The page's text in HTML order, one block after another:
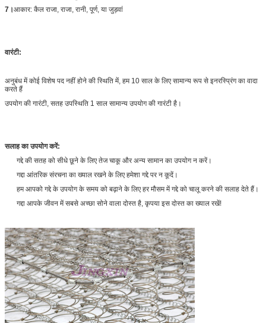
7।आकार: कैल राजा, राजा, रानी, ​​पूर्ण, या जुड़वां
वारंटी:
अनुबंध में कोई विशेष पद नहीं होने की स्थिति में, हम 10 साल के लिए सामान्य रूप से इनरस्प्रिंग का वादा
करते हैं
उपयोग की गारंटी, सतह उपस्थिति 1 साल सामान्य उपयोग की गारंटी है।
सलाह का उपयोग करें:
गद्दे की सतह को सीधे छूने के लिए तेज चाकू और अन्य सामान का उपयोग न करें।
गद्दा आंतरिक संरचना का ख्याल रखने के लिए हमेशा गद्दे पर न कूदें।
हम आपको गद्दे के उपयोग के समय को बढ़ाने के लिए हर मौसम में गद्दे को चालू करने की सलाह देते हैं।
गद्दा आपके जीवन में सबसे अच्छा सोने वाला दोस्त है, कृपया इस दोस्त का ख्याल रखें!